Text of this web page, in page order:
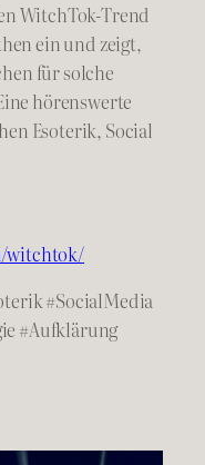
WitchTok-Trend
ein und zeigt,
für solche
hörenswerte
Esoterik, Social
witchtok/
#SocialMedia
#Aufklärung